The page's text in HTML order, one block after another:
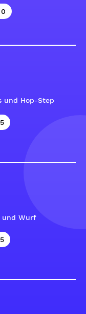
0
und Hop-Step
5
und Wurf
5